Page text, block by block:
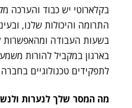
בקלארוטי יש כבוד והערכה
התרומה והיכולות שלנו,
בשעות העבודה ומהאפשרות
בארגון במקביל להורות
לתפקידים טכנולוגיים
מה המסר שלך לנערות